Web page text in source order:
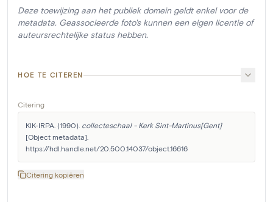
Deze toewijzing aan het publiek domein geldt enkel voor de
metadata. Geassocieerde foto's kunnen een eigen licentie of
auteursrechtelijke status hebben.
HOE TE CITEREN
Citering
KIK-IRPA. (1990). collecteschaal - Kerk Sint-Martinus[Gent]
[Object metadata].
https://hdl.handle.net/20.500.14037/object.16616
Citering kopiëren